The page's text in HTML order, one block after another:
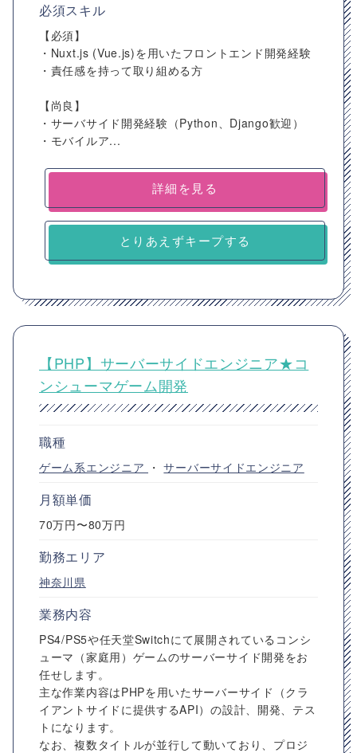
必須スキル
【必須】
・Nuxt.js (Vue.js)を用いたフロントエンド開発経験
・責任感を持って取り組める方
【尚良】
・サーバサイド開発経験（Python、Django歓迎）
・モバイルア...
詳細を見る
とりあえずキープする
【PHP】サーバーサイドエンジニア★コ
ンシューマゲーム開発
職種
ゲーム系エンジニア ・サーバーサイドエンジニア
月額単価
70万円〜80万円
勤務エリア
神奈川県
業務内容
PS4/PS5や任天堂Switchにて展開されているコンシ
ューマ（家庭用）ゲームのサーバーサイド開発をお
任せします。
主な作業内容はPHPを用いたサーバーサイド（クラ
イアントサイドに提供するAPI）の設計、開発、テス
トになります。
なお、複数タイトルが並行して動いており、プロジ